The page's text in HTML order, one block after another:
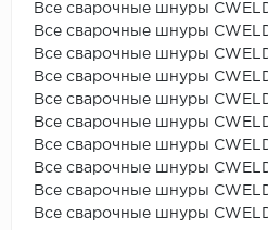
Все сварочные шнуры
Все сварочные шнуры
Все сварочные шнуры
Все сварочные шнуры
Все сварочные шнуры
Все сварочные шнуры
Все сварочные шнуры
Все сварочные шнуры
Все сварочные шнуры
Все сварочные шнуры